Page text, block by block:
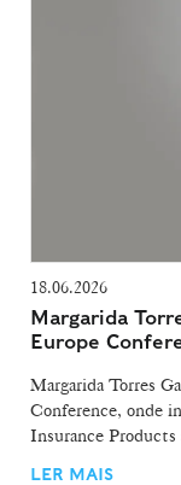
18.06.2026
Margarida
Europe
Margarida Torres
Conference, onde
Insurance Products
LER MAIS